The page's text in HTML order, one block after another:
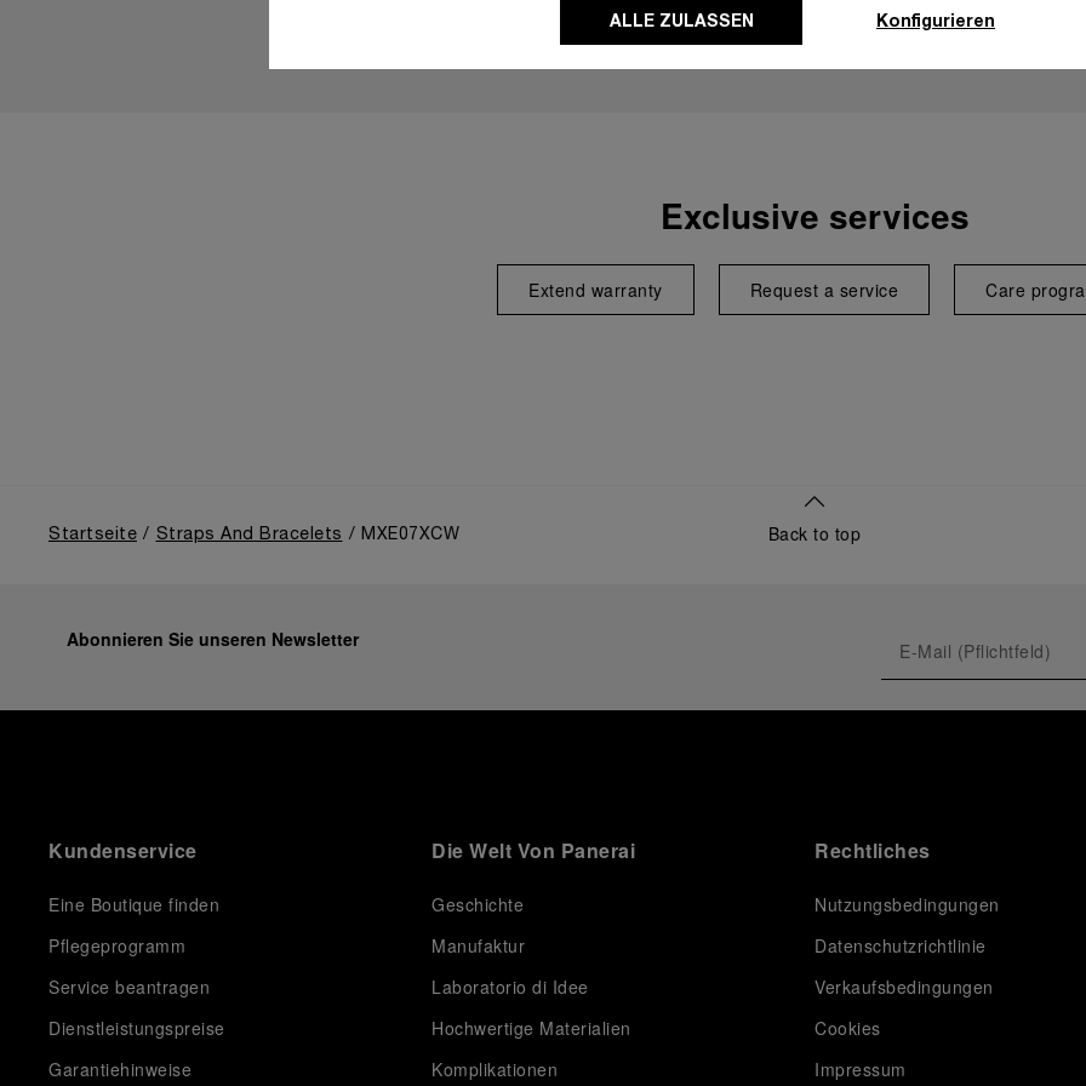
Exclusive services
Extend warranty Request a service Care
Startseite Straps And Bracelets MXE07XCW Back to top
Abonnieren Sie unseren Newsletter
Kundenservice
Eine Boutique finden
Pflegeprogramm
Service beantragen
Dienstleistungspreise
Garantiehinweise
Die Welt Von Panerai
Geschichte
Manufaktur
Laboratorio di Idee
Hochwertige Materialien
Komplikationen
Rechtliches
Nutzungsbedingungen
Datenschutzrichtlinie
Verkaufsbedingungen
Cookies
Impressum
ALLE ZULASSEN Konfigurieren